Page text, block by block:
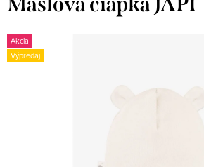
Akcia
Výpredaj